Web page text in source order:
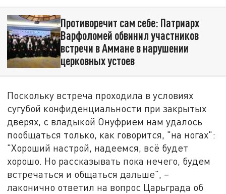
Противоречит сам себе: Патриарх
Варфоломей обвинил участников
встречи в Аммане в нарушении
церковных устоев
Поскольку встреча проходила в условиях
сугубой конфиденциальности при закрытых
дверях, с владыкой Онуфрием нам удалось
пообщаться только, как говорится, "на ногах":
"Хороший настрой, надеемся, всё будет
хорошо. Но рассказывать пока нечего, будем
встречаться и общаться дальше", –
лаконично ответил на вопрос Царьграда об